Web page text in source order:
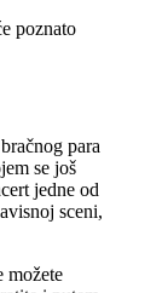
poznato
para
se još
jedne od
sceni,
možete